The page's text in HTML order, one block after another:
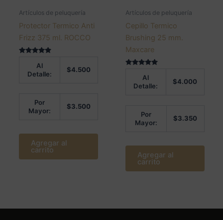
Artículos de peluquería
Protector Termico Anti
Frizz 375 ml. ROCCO
4.75
de 5
Al
Detalle:
$4.500
Por
Mayor:
$3.500
Agregar al
carrito
Artículos de peluquería
Cepillo Termico
Brushing 25 mm.
Maxcare
de 5
Al
Detalle:
$4.000
Por
Mayor:
$3.350
Agregar al
carrito